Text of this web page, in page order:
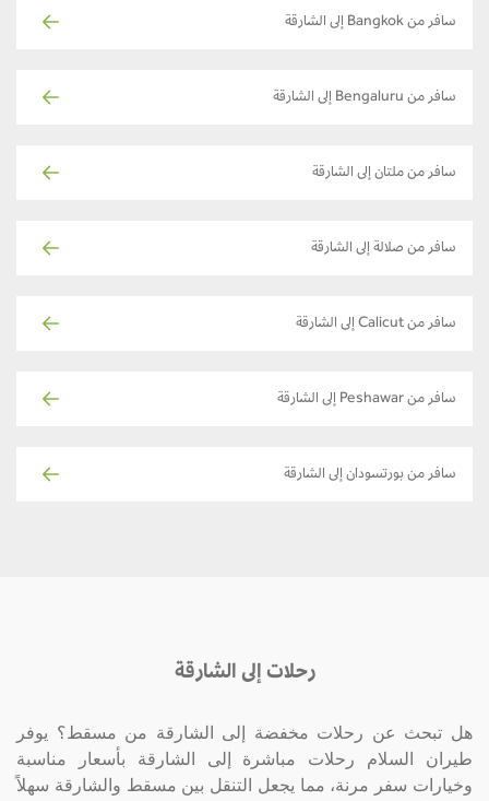
سافر من Bangkok إلى الشارقة
سافر من Bengaluru إلى الشارقة
سافر من ملتان إلى الشارقة
سافر من صلالة إلى الشارقة
سافر من Calicut إلى الشارقة
سافر من Peshawar إلى الشارقة
سافر من بورتسودان إلى الشارقة
رحلات إلى الشارقة
هل تبحث عن رحلات مخفضة إلى الشارقة من مسقط؟ يوفر
طيران السلام رحلات مباشرة إلى الشارقة بأسعار مناسبة
وخيارات سفر مرنة، مما يجعل التنقل بين مسقط والشارقة سهلاً